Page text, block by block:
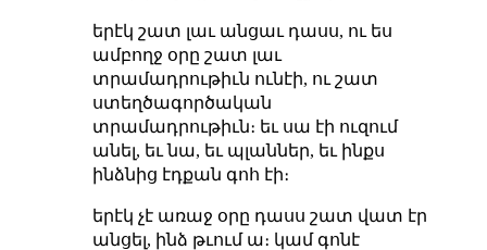
երէկ շատ լաւ անցաւ դասս, ու ես
ամբողջ օրը շատ լաւ
տրամադրութիւն ունէի, ու շատ
ստեղծագործական
տրամադրութիւն։ եւ սա էի ուզում
անել, եւ նա, եւ պլաններ, եւ ինքս
ինձնից էդքան գոհ էի։
երէկ չէ առաջ օրը դասս շատ վատ էր
անցել, ինձ թւում ա։ կամ գոնէ